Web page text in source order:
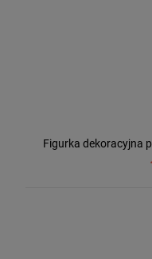
Figurka dekoracyjna